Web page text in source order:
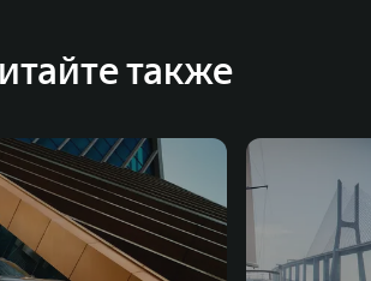
Таиланде, Бразилии и Индии, а
также